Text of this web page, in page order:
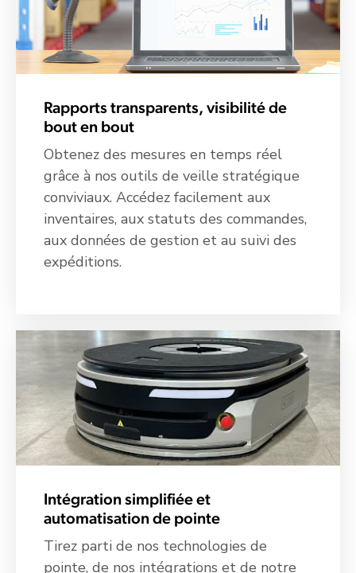
Rapports transparents, visibilité de
bout en bout
Obtenez des mesures en temps réel
grâce à nos outils de veille stratégique
conviviaux. Accédez facilement aux
inventaires, aux statuts des commandes,
aux données de gestion et au suivi des
expéditions.
Intégration simplifiée et
automatisation de pointe
Tirez parti de nos technologies de
pointe, de nos intégrations et de notre